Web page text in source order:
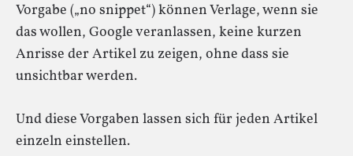
Vorgabe („no snippet“) können Verlage, wenn sie
das wollen, Google veranlassen, keine kurzen
Anrisse der Artikel zu zeigen, ohne dass sie
unsichtbar werden.
Und diese Vorgaben lassen sich für jeden Artikel
einzeln einstellen.